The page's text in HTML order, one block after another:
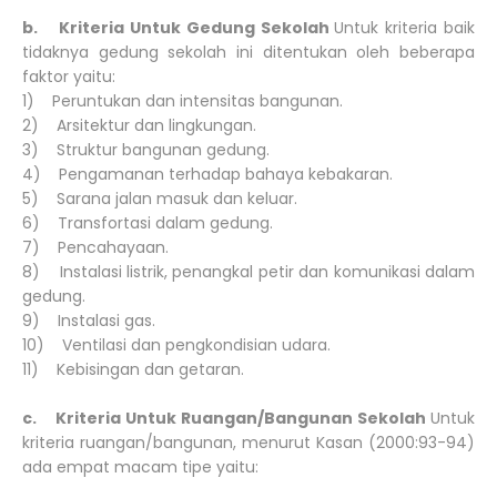
b. Kriteria Untuk Gedung SekolahUntuk kriteria baik
tidaknya gedung sekolah ini ditentukan oleh beberapa
faktor yaitu:
1) Peruntukan dan intensitas bangunan.
2) Arsitektur dan lingkungan.
3) Struktur bangunan gedung.
4) Pengamanan terhadap bahaya kebakaran.
5) Sarana jalan masuk dan keluar.
6) Transfortasi dalam gedung.
7) Pencahayaan.
8) Instalasi listrik, penangkal petir dan komunikasi dalam
gedung.
9) Instalasi gas.
10) Ventilasi dan pengkondisian udara.
11) Kebisingan dan getaran.
c. Kriteria Untuk Ruangan/Bangunan Sekolah Untuk
kriteria ruangan/bangunan, menurut Kasan (2000:93-94)
ada empat macam tipe yaitu: